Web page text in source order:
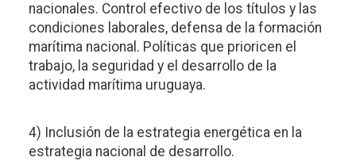
nacionales. Control efectivo de los títulos y las
condiciones laborales, defensa de la formación
marítima nacional. Políticas que prioricen el
trabajo, la seguridad y el desarrollo de la
actividad marítima uruguaya.
4) Inclusión de la estrategia energética en la
estrategia nacional de desarrollo.